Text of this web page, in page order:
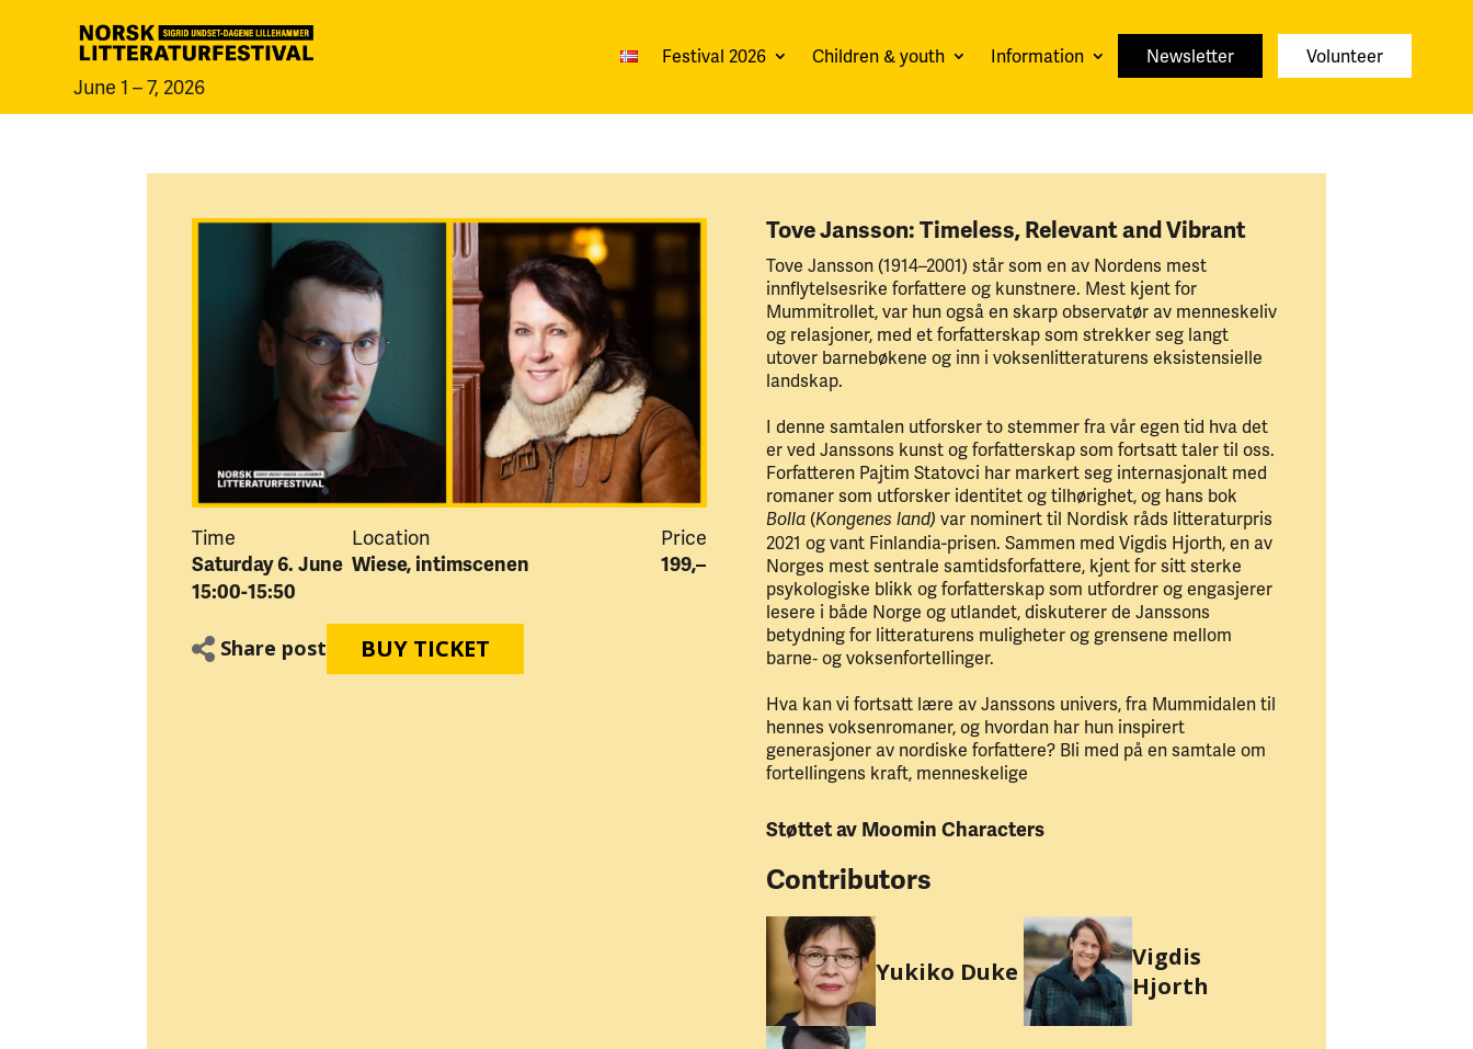
June 1 – 7, 2026
Festival 2026 Children & youth Information Newsletter Volunteer
Time
Saturday 6. June
15:00-15:50
Location
Wiese, intimscenen
Price
199,–
Share post BUY TICKET
Tove Jansson: Timeless, Relevant and Vibrant
Tove Jansson (1914–2001) står som en av Nordens mest
innflytelsesrike forfattere og kunstnere. Mest kjent for
Mummitrollet, var hun også en skarp observatør av menneskeliv
og relasjoner, med et forfatterskap som strekker seg langt
utover barnebøkene og inn i voksenlitteraturens eksistensielle
landskap.
I denne samtalen utforsker to stemmer fra vår egen tid hva det
er ved Janssons kunst og forfatterskap som fortsatt taler til oss.
Forfatteren Pajtim Statovci har markert seg internasjonalt med
romaner som utforsker identitet og tilhørighet, og hans bok
Bolla (Kongenes land) var nominert til Nordisk råds litteraturpris
2021 og vant Finlandia-prisen. Sammen med Vigdis Hjorth, en av
Norges mest sentrale samtidsforfattere, kjent for sitt sterke
psykologiske blikk og forfatterskap som utfordrer og engasjerer
lesere i både Norge og utlandet, diskuterer de Janssons
betydning for litteraturens muligheter og grensene mellom
barne‑ og voksenfortellinger.
Hva kan vi fortsatt lære av Janssons univers, fra Mummidalen til
hennes voksenromaner, og hvordan har hun inspirert
generasjoner av nordiske forfattere? Bli med på en samtale om
fortellingens kraft, menneskelige
Støttet av Moomin Characters
Contributors
Yukiko Duke
Vigdis
Hjorth